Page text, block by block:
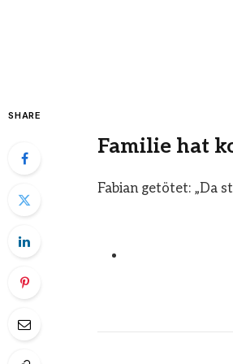
SHARE
Familie hat
Fabian getötet: „Da